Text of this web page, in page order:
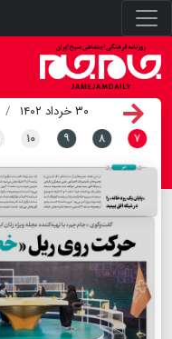
۳۰ خرداد ۱۴۰۲
۷ ۸ ۹ ۱۰